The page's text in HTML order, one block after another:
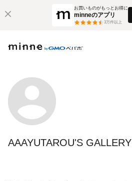
お買いものがもっとお得に
minneのアプリ
3万件以上
AAAYUTAROU'S GALLERY